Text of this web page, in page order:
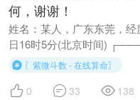
何，谢谢！
姓名：某人，广东东莞，经
日16时5分(北京时间)
 〖紫微斗数 - 在线算命〗
 0  33  138